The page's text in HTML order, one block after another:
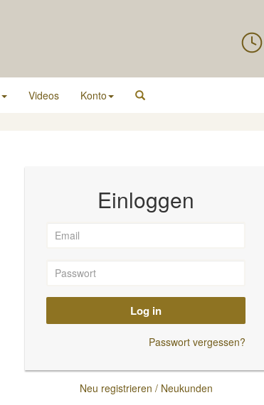
Videos Konto
Einloggen
Log in
Passwort vergessen?
Neu registrieren / Neukunden